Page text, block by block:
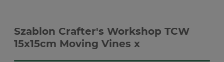
Szablon Crafter's Workshop TCW
15x15cm Moving Vines x